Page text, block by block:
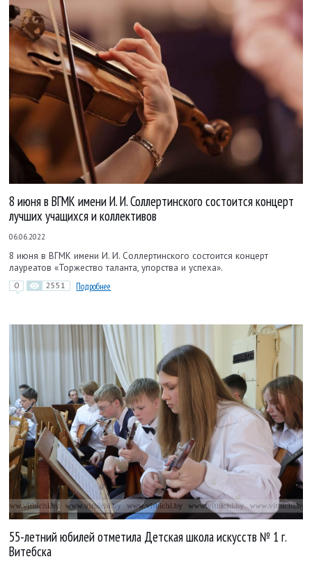
8 июня в ВГМК имени И. И. Соллертинского состоится концерт
лучших учащихся и коллективов
06.06.2022
8 июня в ВГМК имени И. И. Соллертинского состоится концерт
лауреатов «Торжество таланта, упорства и успеха».
0 2551 Подробнее
55-летний юбилей отметила Детская школа искусств № 1 г.
Витебска